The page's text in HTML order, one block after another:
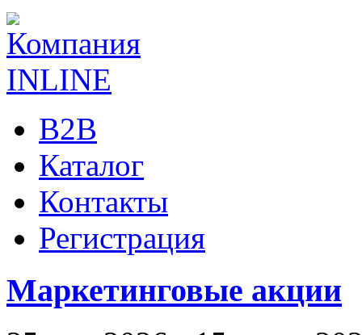
B2B
Каталог
Контакты
Регистрация
Маркетинговые акции